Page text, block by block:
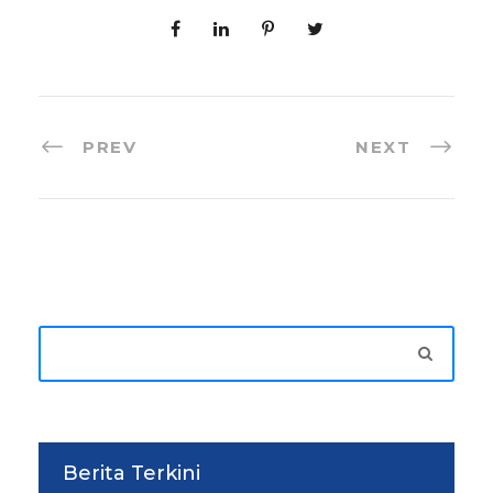
PREV NEXT
Berita Terkini